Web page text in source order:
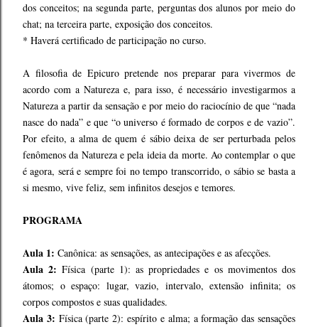
dos conceitos; na segunda parte, perguntas dos alunos por meio do
chat; na terceira parte, exposição dos conceitos.
* Haverá certificado de participação no curso.
A filosofia de Epicuro pretende nos preparar para vivermos de
acordo com a Natureza e, para isso, é necessário investigarmos a
Natureza a partir da sensação e por meio do raciocínio de que “nada
nasce do nada” e que “o universo é formado de corpos e de vazio”.
Por efeito, a alma de quem é sábio deixa de ser perturbada pelos
fenômenos da Natureza e pela ideia da morte. Ao contemplar o que
é agora, será e sempre foi no tempo transcorrido, o sábio se basta a
si mesmo, vive feliz, sem infinitos desejos e temores.
PROGRAMA
Aula 1: Canônica: as sensações, as antecipações e as afecções.
Aula 2: Física (parte 1): as propriedades e os movimentos dos
átomos; o espaço: lugar, vazio, intervalo, extensão infinita; os
corpos compostos e suas qualidades.
Aula 3: Física (parte 2): espírito e alma; a formação das sensações